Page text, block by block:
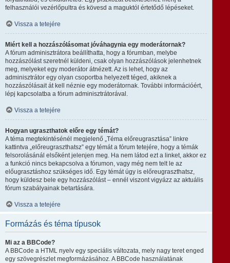
felhasználói vezérlőpultra és kövesd a maguktól értetődő lépéseket.
Vissza a tetejére
Miért kell a hozzászólásomat jóváhagynia egy moderátornak?
A fórum adminisztrátora beállíthatta, hogy a fórumban, melybe
hozzászólást szeretnél küldeni, csak olyan hozzászólások jelenhetnek
meg, melyeket egy moderátor átnézett. Az is lehet, hogy az
adminisztrátor egy olyan csoportba helyezett téged, akiknek a
hozzászólásait át kell néznie egy moderátornak. További információért,
lépj kapcsolatba a fórum adminisztrátorával.
Vissza a tetejére
Hogyan ugraszthatok előre egy témát?
A téma megtekintésénél megjelenő „Téma előreugrasztása” linkre
kattintva „előreugraszthatsz” egy témát a fórum tetejére, hogy a témák
felsorolásánál elsőként jelenjen meg. Ha nem látod ezt a linket, akkor ez
a funkció nincs bekapcsolva a fórumon, vagy még nem telt le az
előugrasztáshoz szükséges idő. Egy témát úgy is előreugraszthatsz,
hogy küldesz bele egy hozzászólást – ennél viszont vigyázz az aktuális
fórum szabályainak betartására.
Vissza a tetejére
Formázás és téma típusok
Mi az a BBCode?
A BBCode a HTML nyelv egy speciális változata, mely nagy teret enged
egy szövegrészlet megformázásához. A BBCode használatának